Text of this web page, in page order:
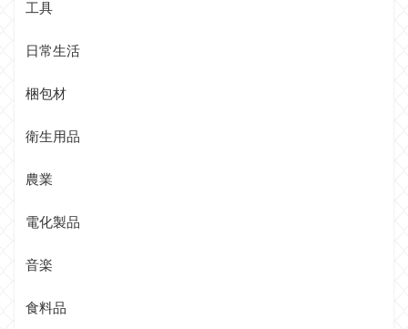
工具
日常生活
梱包材
衛生用品
農業
電化製品
音楽
食料品